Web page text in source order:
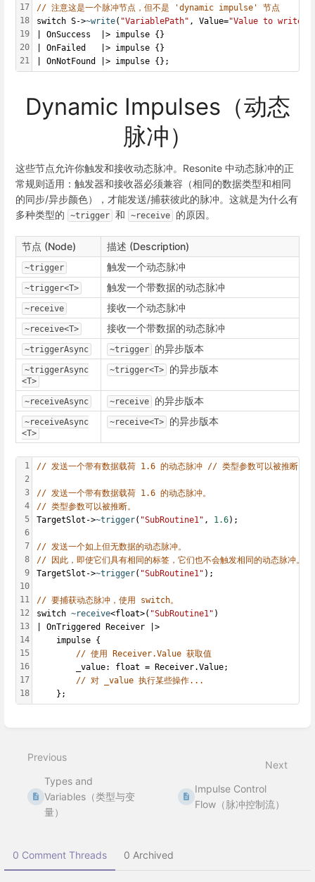
17
18
19
20
21
// 注意这是一个脉冲节点，但不是 'dynamic impulse' 节点
switch S->~write( "VariablePath" , Value="Value to
| OnSuccess  |> impulse {}
| OnFailed   |> impulse {}
| OnNotFound |> impulse {};
Dynamic Impulses（动态
脉冲）
这些节点允许你触发和接收动态脉冲。Resonite 中动态脉冲的正
常规则适用：触发器和接收器必须兼容（相同的数据类型和相同
的同步/异步颜色），才能发送/捕获彼此的脉冲。这就是为什么有
多种类型的
~trigger 和 ~receive 的原因。
节点 (Node) 描述 (Description)
~trigger 触发一个动态脉冲
~trigger<T> 触发一个带数据的动态脉冲
~receive 接收一个动态脉冲
~receive<T> 接收一个带数据的动态脉冲
~triggerAsync ~trigger 的异步版本
~triggerAsync
<T>
~trigger<T> 的异步版本
~receiveAsync ~receive 的异步版本
~receiveAsync
<T>
~receive<T> 的异步版本
1
2
3
4
5
6
7
8
9
10
11
12
13
14
15
16
17
18
// 发送一个带有数据载荷 1.6 的动态脉冲 // 类型参数可以被
// 发送一个带有数据载荷 1.6 的动态脉冲。
// 类型参数可以被推断。
TargetSlot->~trigger( "SubRoutine1" , 1.6);
// 发送一个如上但无数据的动态脉冲。
// 因此，即使它们具有相同的标签，它们也不会触发相同的动态脉冲。
TargetSlot->~trigger( "SubRoutine1" );
// 要捕获动态脉冲，使用 switch。
switch ~receive<float>( "SubRoutine1" )
| OnTriggered Receiver |>
    impulse {
// 使用 Receiver.Value 获取值
        _value: float = Receiver.Value;
// 对 _value 执行某些操作...
    };
mode
Previous
Types and
Variables（类型与变
量）
Next
Impulse Control
Flow（脉冲控制流）
0 Comment Threads 0 Archived